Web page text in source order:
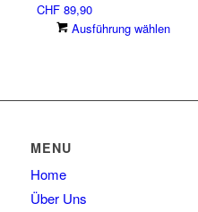
CHF89,90
Ausführung wählen
MENU
Home
Über Uns